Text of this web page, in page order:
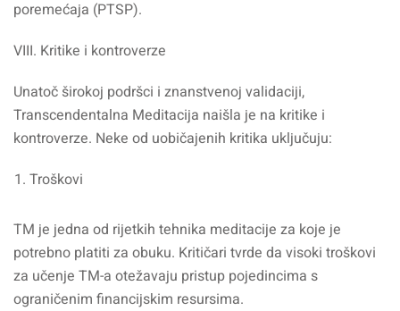
poremećaja (PTSP).
VIII. Kritike i kontroverze
Unatoč širokoj podršci i znanstvenoj validaciji,
Transcendentalna Meditacija naišla je na kritike i
kontroverze. Neke od uobičajenih kritika uključuju:
Troškovi
TM je jedna od rijetkih tehnika meditacije za koje je
potrebno platiti za obuku. Kritičari tvrde da visoki troškovi
za učenje TM-a otežavaju pristup pojedincima s
ograničenim financijskim resursima.